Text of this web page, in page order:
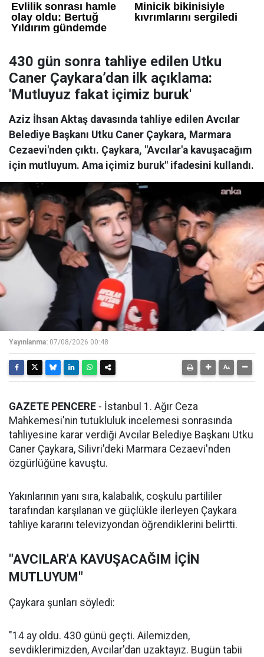
430 gün sonra tahliye edilen Utku
Caner Çaykara’dan ilk açıklama:
'Mutluyuz fakat içimiz buruk'
Aziz İhsan Aktaş davasında tahliye edilen Avcılar
Belediye Başkanı Utku Caner Çaykara, Marmara
Cezaevi'nden çıktı. Çaykara, "Avcılar'a kavuşacağım
için mutluyum. Ama içimiz buruk" ifadesini kullandı.
Yayınlanma: 07/08/2026 00:48
GAZETE PENCERE - İstanbul 1. Ağır Ceza
Mahkemesi'nin tutukluluk incelemesi sonrasında
tahliyesine karar verdiği Avcılar Belediye Başkanı Utku
Caner Çaykara, Silivri'deki Marmara Cezaevi'nden
özgürlüğüne kavuştu.
Yakınlarının yanı sıra, kalabalık, coşkulu partililer
tarafından karşılanan ve güçlükle ilerleyen Çaykara
tahliye kararını televizyondan öğrendiklerini belirtti.
"AVCILAR'A KAVUŞACAĞIM İÇİN
MUTLUYUM"
Çaykara şunları söyledi:
"14 ay oldu. 430 günü geçti. Ailemizden,
sevdiklerimizden, Avcılar'dan uzaktayız. Bugün tabii